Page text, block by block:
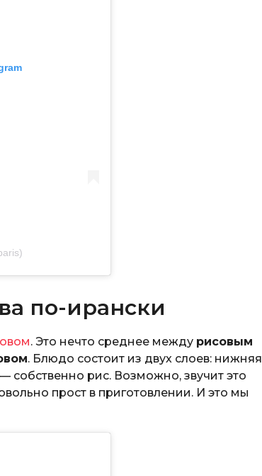
по-ирански
. Это нечто среднее между рисовым
. Блюдо состоит из двух слоев: нижняя
собственно рис. Возможно, звучит это
прост в приготовлении. И это мы